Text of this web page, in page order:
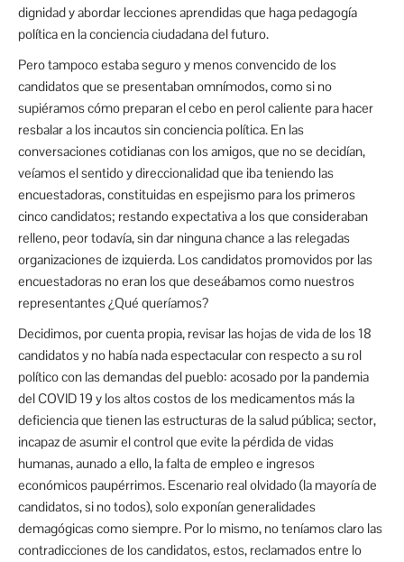
dignidad y abordar lecciones aprendidas que haga pedagogía
política en la conciencia ciudadana del futuro.
Pero tampoco estaba seguro y menos convencido de los
candidatos que se presentaban omnímodos, como si no
supiéramos cómo preparan el cebo en perol caliente para hacer
resbalar a los incautos sin conciencia política. En las
conversaciones cotidianas con los amigos, que no se decidían,
veíamos el sentido y direccionalidad que iba teniendo las
encuestadoras, constituidas en espejismo para los primeros
cinco candidatos; restando expectativa a los que consideraban
relleno, peor todavía, sin dar ninguna chance a las relegadas
organizaciones de izquierda. Los candidatos promovidos por las
encuestadoras no eran los que deseábamos como nuestros
representantes ¿Qué queríamos?
Decidimos, por cuenta propia, revisar las hojas de vida de los 18
candidatos y no había nada espectacular con respecto a su rol
político con las demandas del pueblo: acosado por la pandemia
del COVID 19 y los altos costos de los medicamentos más la
deficiencia que tienen las estructuras de la salud pública; sector,
incapaz de asumir el control que evite la pérdida de vidas
humanas, aunado a ello, la falta de empleo e ingresos
económicos paupérrimos. Escenario real olvidado (la mayoría de
candidatos, si no todos), solo exponían generalidades
demagógicas como siempre. Por lo mismo, no teníamos claro las
contradicciones de los candidatos, estos, reclamados entre lo